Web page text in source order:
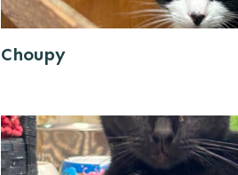
Choupy